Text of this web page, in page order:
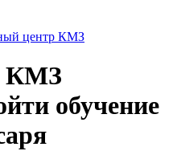
центр КМЗ
КМЗ
обучение